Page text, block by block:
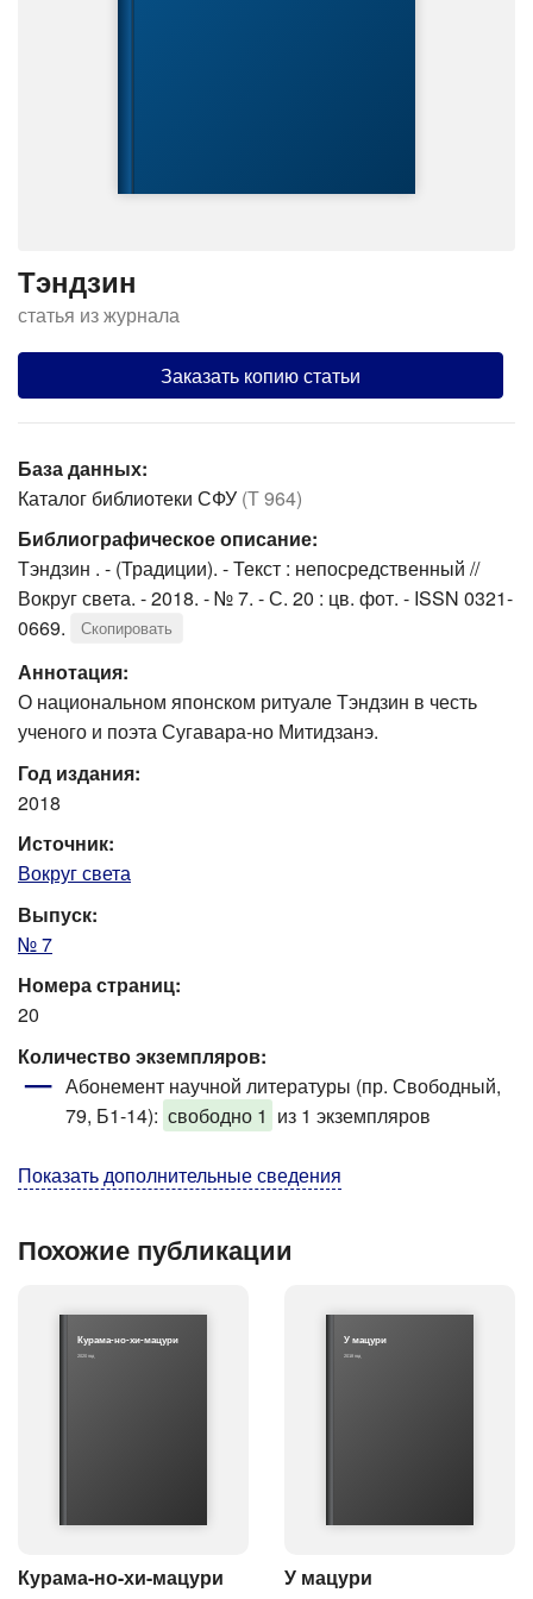
Тэндзин
статья из журнала
Заказать копию статьи
База данных:
Каталог библиотеки СФУ (Т 964)
Библиографическое описание:
Тэндзин . - (Традиции). - Текст : непосредственный //
Вокруг света. - 2018. - № 7. - С. 20 : цв. фот. - ISSN 0321-
0669.
Скопировать
Аннотация:
О национальном японском ритуале Тэндзин в честь
ученого и поэта Сугавара-но Митидзанэ.
Год издания:
2018
Источник:
Вокруг света
Выпуск:
№ 7
Номера страниц:
20
Количество экземпляров:
Абонемент научной литературы (пр. Свободный,
79, Б1-14): свободно 1 из 1 экземпляров
Показать дополнительные сведения
Похожие публикации
Курама-но-хи-мацури
2020 год
Курама-но-хи-мацури
У мацури
2018 год
У мацури